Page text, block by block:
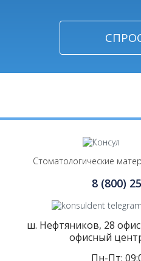
Стоматологические
8 (800)
ш. Нефтяников, 28
офисный
Пн-Пт: